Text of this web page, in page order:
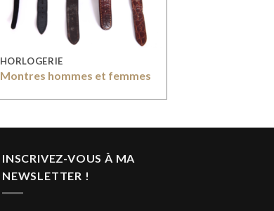
HORLOGERIE
Montres hommes et femmes
INSCRIVEZ-VOUS À MA
NEWSLETTER !